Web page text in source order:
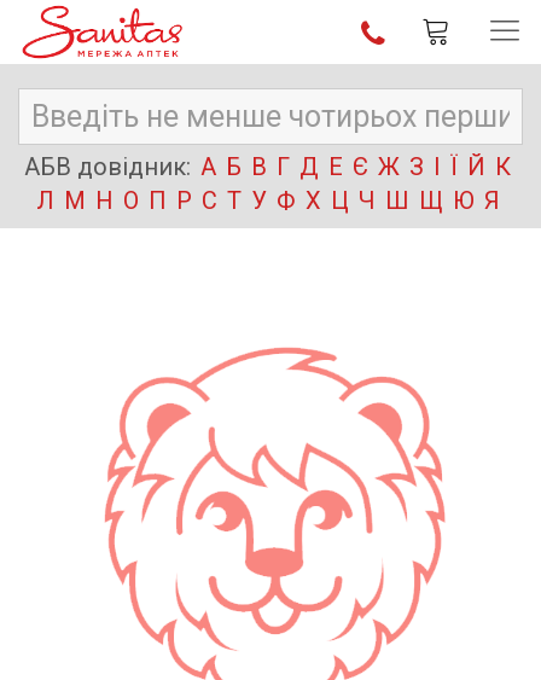
АБВ довідник: А Б В Г Д Е Є Ж З І Ї Й К
Л М Н О П Р С Т У Ф Х Ц Ч Ш Щ Ю Я